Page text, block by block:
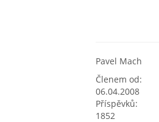
Pavel Mach
Členem od:
06.04.2008
Příspěvků:
1852